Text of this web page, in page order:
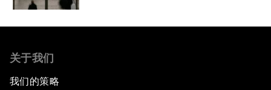
关于我们
我们的策略